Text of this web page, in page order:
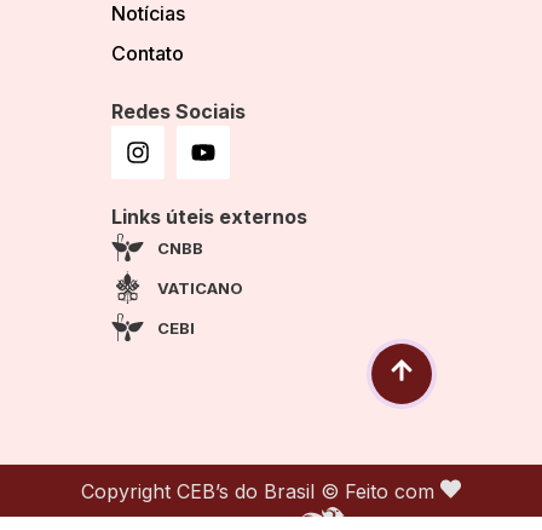
Notícias
Contato
Redes Sociais
Links úteis externos
CNBB
VATICANO
CEBI
Copyright CEB’s do Brasil © Feito com